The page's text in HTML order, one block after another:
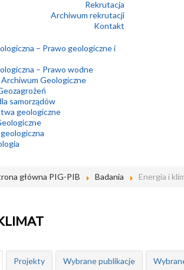
Rekrutacja
Archiwum rekrutacji
Kontakt
– Prawo geologiczne i
– Prawo wodne
Geologiczne
samorządów
geologiczne
główna PIG-PIB Badania Energia i
Projekty Wybrane publikacje